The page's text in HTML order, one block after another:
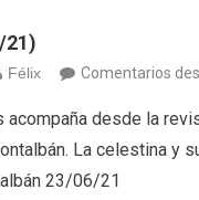
21)
Félix Comentarios
acompaña desde la
La celestina y
23/06/21